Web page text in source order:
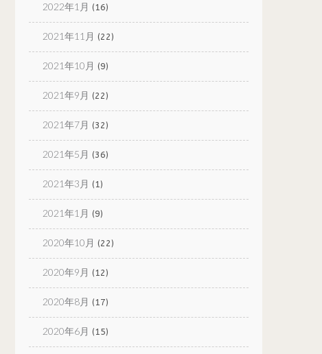
2022年1月 (16)
2021年11月 (22)
2021年10月 (9)
2021年9月 (22)
2021年7月 (32)
2021年5月 (36)
2021年3月 (1)
2021年1月 (9)
2020年10月 (22)
2020年9月 (12)
2020年8月 (17)
2020年6月 (15)